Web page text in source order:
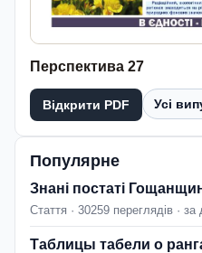
Перспектива 27
Відкрити PDF Усі
Популярне
Знані постаті
Стаття · 30259 переглядів ·
Таблицы табели о